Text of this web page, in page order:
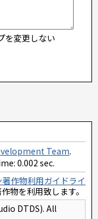
を変更しない
Team.
0.002 sec.
作物利用ガイドライ
物を利用致します。
DTDS). All